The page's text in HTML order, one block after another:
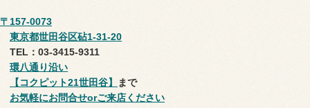
〒157-0073
東京都世田谷区砧1-31-20
TEL：03-3415-9311
環八通り沿い
【コクピット21世田谷】
まで
お気軽にお問合せorご来店ください